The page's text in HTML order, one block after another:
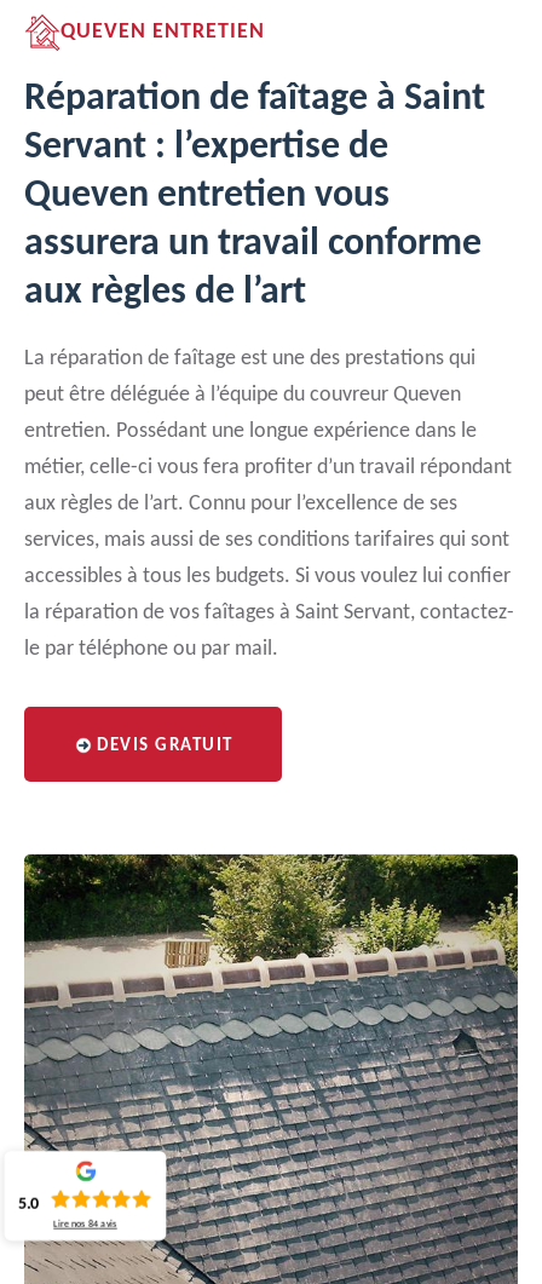
QUEVEN ENTRETIEN
Réparation de faîtage à Saint
Servant : l’expertise de
Queven entretien vous
assurera un travail conforme
aux règles de l’art
La réparation de faîtage est une des prestations qui
peut être déléguée à l’équipe du couvreur Queven
entretien. Possédant une longue expérience dans le
métier, celle-ci vous fera profiter d’un travail répondant
aux règles de l’art. Connu pour l’excellence de ses
services, mais aussi de ses conditions tarifaires qui sont
accessibles à tous les budgets. Si vous voulez lui confier
la réparation de vos faîtages à Saint Servant, contactez-
le par téléphone ou par mail.
DEVIS GRATUIT
5.0
Lire nos84 avis